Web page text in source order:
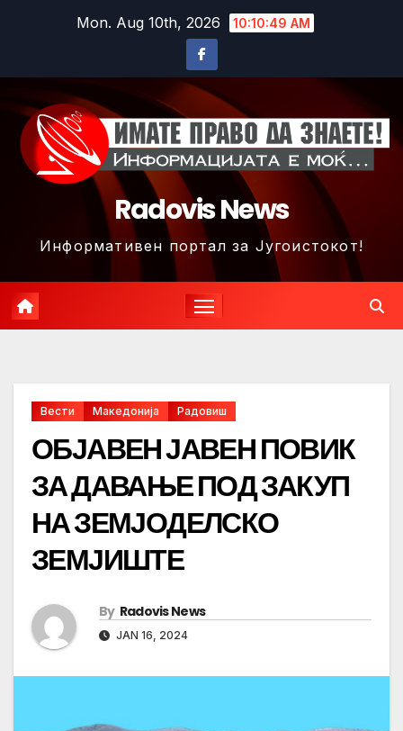
Mon. Aug 10th, 2026 10:10:51 AM
Radovis News
Информативен портал за Југоистокот!
Вести Македонија Радовиш
ОБЈАВЕН ЈАВЕН ПОВИК
ЗА ДАВАЊЕ ПОД ЗАКУП
НА ЗЕМЈОДЕЛСКО
ЗЕМЈИШТЕ
By Radovis News
JAN 16, 2024